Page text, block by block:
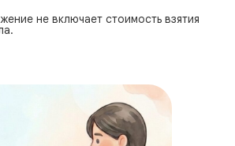
не включает стоимость взятия